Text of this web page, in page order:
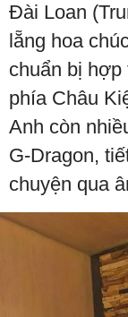
Đài Loan
lẵng hoa
chuẩn bị hợp
phía Châu
Anh còn
G-Dragon,
chuyện qua